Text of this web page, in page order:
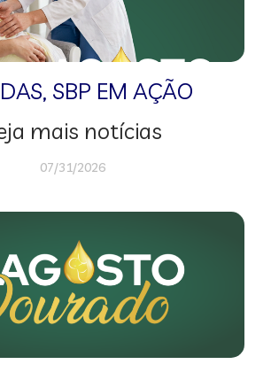
, SBP EM AÇÃO
mais notícias
07/31/2026